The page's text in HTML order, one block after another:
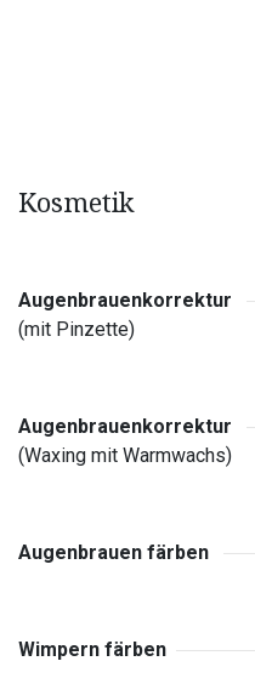
Kosmetik
Augenbrauenkorrektur
(mit Pinzette)
Augenbrauenkorrektur
(Waxing mit Warmwachs)
Augenbrauen färben
Wimpern färben